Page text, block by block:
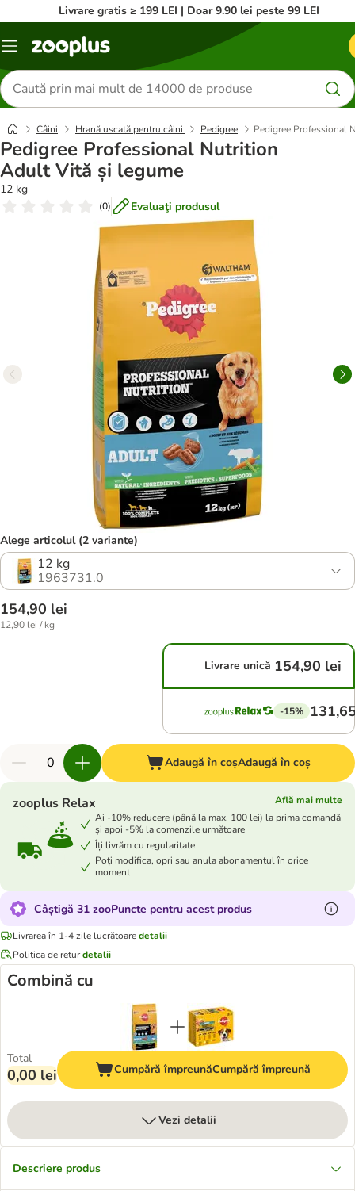
Livrare gratis ≥ 199 LEI | Doar 9.90 lei peste 99 LEI
Categorii
Căutare
produse
Câini Hrană uscată pentru câini Pedigree Pedigree Professional
Pedigree Professional Nutrition
Adult Vită și legume
12 kg
(0) Evaluaţi produsul
Alege articolul (2 variante)
12 kg
1963731.0
154,90 lei
12,90 lei / kg
Livrare unică 154,90 lei
-15%
Adaugă în coșAdaugă în coș
zooplus Relax
Află mai multe
Ai -10% reducere (până la max. 100 lei) la prima comandă
și apoi -5% la comenzile următoare
Îți livrăm cu regularitate
Poți modifica, opri sau anula abonamentul în orice
moment
Câștigă 31 zooPuncte pentru acest produs
Livrarea în 1-4 zile lucrătoaredetalii
Politica de returdetalii
Combină cu
Total
0,00 lei Cumpără împreunăCumpără împreună
Vezi detalii
Descriere produs